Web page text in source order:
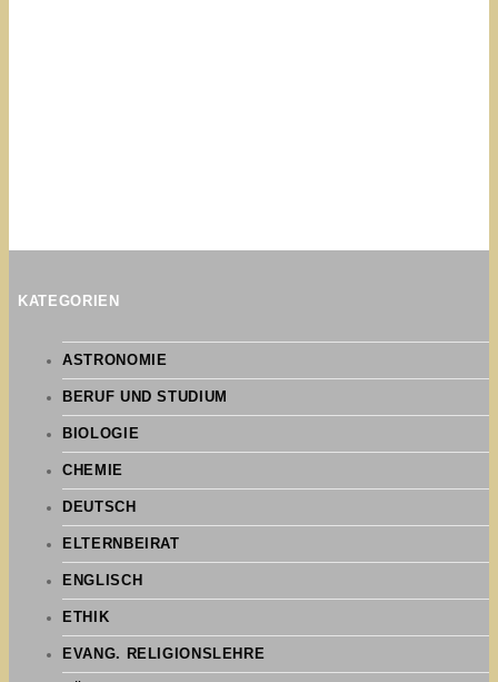
KATEGORIEN
ASTRONOMIE
BERUF UND STUDIUM
BIOLOGIE
CHEMIE
DEUTSCH
ELTERNBEIRAT
ENGLISCH
ETHIK
EVANG. RELIGIONSLEHRE